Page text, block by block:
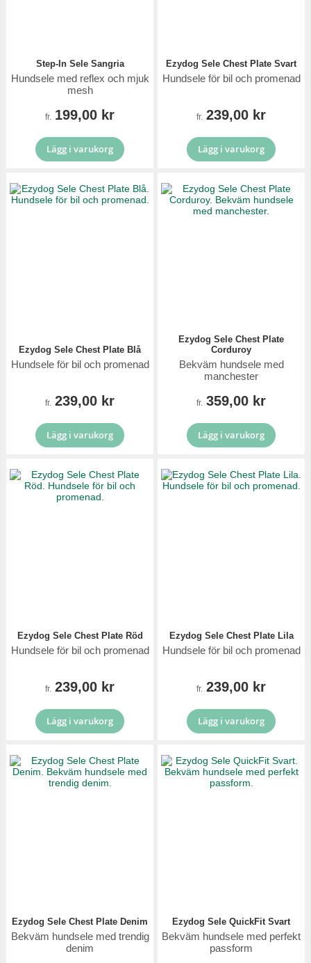
Step-In Sele Sangria
Hundsele med reflex och mjuk
mesh
fr. 199,00 kr
Lägg i varukorg
Ezydog Sele Chest Plate Svart
Hundsele för bil och promenad
fr. 239,00 kr
Lägg i varukorg
Ezydog Sele Chest Plate Blå
Hundsele för bil och promenad
fr. 239,00 kr
Lägg i varukorg
Ezydog Sele Chest Plate
Corduroy
Bekväm hundsele med
manchester
fr. 359,00 kr
Lägg i varukorg
Ezydog Sele Chest Plate Röd
Hundsele för bil och promenad
fr. 239,00 kr
Lägg i varukorg
Ezydog Sele Chest Plate Lila
Hundsele för bil och promenad
fr. 239,00 kr
Lägg i varukorg
Ezydog Sele Chest Plate Denim
Bekväm hundsele med trendig
denim
Ezydog Sele QuickFit Svart
Bekväm hundsele med perfekt
passform